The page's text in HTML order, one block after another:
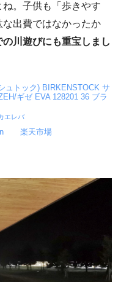
。子供も「歩きやす
出費ではなかったか
の川遊びにも重宝しまし
ュトック) BIRKENSTOCK サ
/ギゼ EVA128201 36 ブラ
エレバ
楽天市場